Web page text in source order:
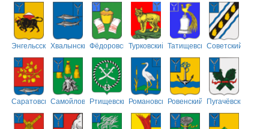
ЭнгельсскийХвалынскийФёдоровскийТурковский ТатищевскийСоветский
СаратовскийСамойловскийРтищевскийРомановскийРовенский Пугачёвский